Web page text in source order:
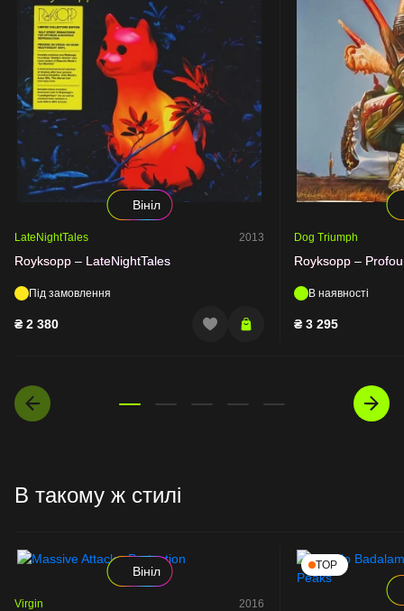
Вініл
LateNightTales 2013
Royksopp – LateNightTales
Під замовлення
₴ 2 380
Dog Triumph
Royksopp –
В наявності
₴ 3 295
В такому ж стилі
Вініл
Virgin 2016
TOP